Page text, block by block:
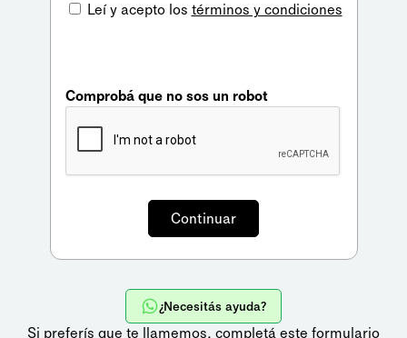
Leí y acepto los términos y condiciones
Comprobá que no sos un robot
¿Necesitás ayuda?
Si preferís que te llamemos, completá este formulario